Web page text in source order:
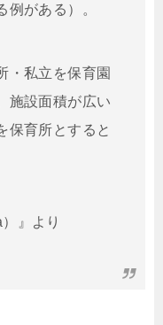
例がある）。
・私立を保育園
施設面積が広い
保育所とすると
』より